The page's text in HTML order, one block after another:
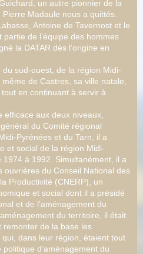
un autre pionnier de la
Madaule nous a quittés.
Antoine de Tavernost et le
de l’équipe des hommes
la DATAR dès l’origine en
du sud-ouest, de la région Midi-
de Castres, sa ville natale,
en continuant à servir à
aux deux niveaux,
du Comité régional
Pyrénées et du Tarn, il a
et social de la région Midi-
à 1992. Simultanément, il a
ouvrières du Conseil National des
Productivité (CNERP), un
et social dont il a présidé
et de l’aménagement du
du territoire, il était
remonter de la base les
dans leur région, étaient tout
d’aménagement du